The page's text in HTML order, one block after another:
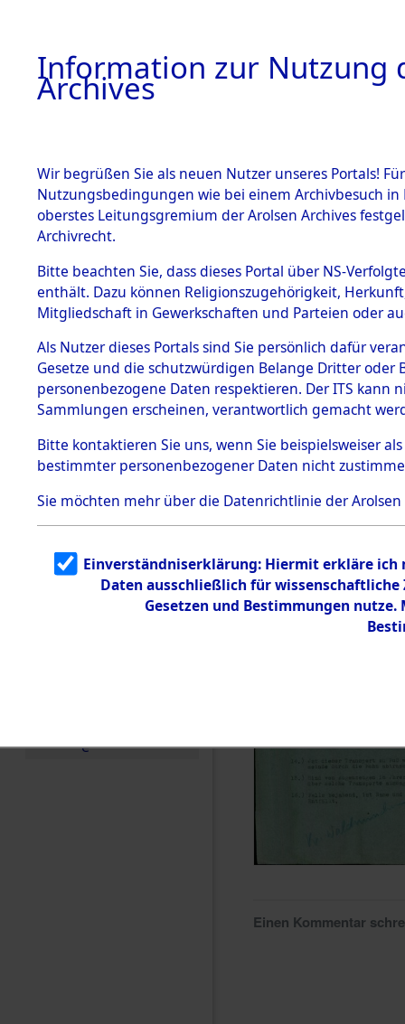
BESTÄNDE
1.
mente
5. Verschiedenes
5.3
Todesmärsche
5.3.1 Alliierte
Erhebungen
zu
Todesmärsch
en
5.3.2
g
5.3.3
Todesmärsch
e
Neunburg
0003
Einen Kommentar
Information zur Nutzung
Archives
Wir begrüßen Sie als neuen Nutzer unseres Portals!
Nutzungsbedingungen wie bei einem Archivbesuch
oberstes Leitungsgremium der Arolsen Archives
Archivrecht.
Bitte beachten Sie, dass dieses Portal über NS-
enthält. Dazu können Religionszugehörigkeit,
Mitgliedschaft in Gewerkschaften und Parteien oder
Als Nutzer dieses Portals sind Sie persönlich dafür
Gesetze und die schutzwürdigen Belange Dritter
personenbezogene Daten respektieren. Der ITS
Sammlungen erscheinen, verantwortlich gemacht
Bitte kontaktieren Sie uns, wenn Sie beispielsweiser
bestimmter personenbezogener Daten nicht
Sie möchten mehr über die Datenrichtlinie der Arolsen
Einverständniserklärung: Hiermit erkläre ich
Daten ausschließlich für
Gesetzen und Bestimmungen